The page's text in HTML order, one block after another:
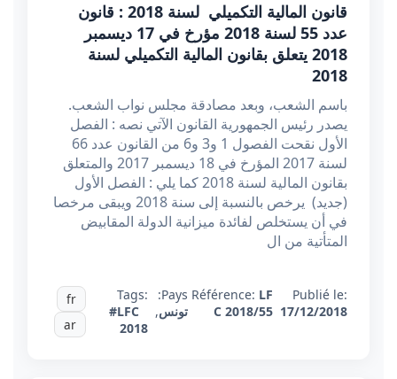
قانون المالية التكميلي لسنة 2018 : قانون
عدد 55 لسنة 2018 مؤرخ في 17 ديسمبر
2018 يتعلق بقانون المالية التكميلي لسنة
2018
باسم الشعب، وبعد مصادقة مجلس نواب الشعب.
يصدر رئيس الجمهورية القانون الآتي نصه : الفصل
الأول نقحت الفصول 1 و3 و6 من القانون عدد 66
لسنة 2017 المؤرخ في 18 ديسمبر 2017 والمتعلق
بقانون المالية لسنة 2018 كما يلي : الفصل الأول
(جديد) يرخص بالنسبة إلى سنة 2018 ويبقى مرخصا
في أن يستخلص لفائدة ميزانية الدولة المقابيض
المتأتية من ال
Publié le:
17/12/2018
Référence: LF
C 2018/55
Pays:
تونس,
Tags:
#LFC
2018
fr
ar